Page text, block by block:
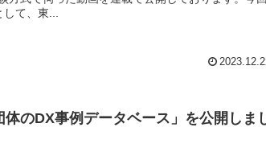
て、東...
体のDX事例データベース」を公開しま